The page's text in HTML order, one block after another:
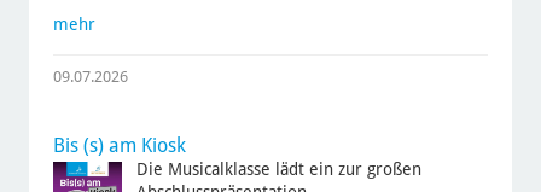
mehr
09.07.2026
Bis (s) am Kiosk
Die Musicalklasse lädt ein zur großen